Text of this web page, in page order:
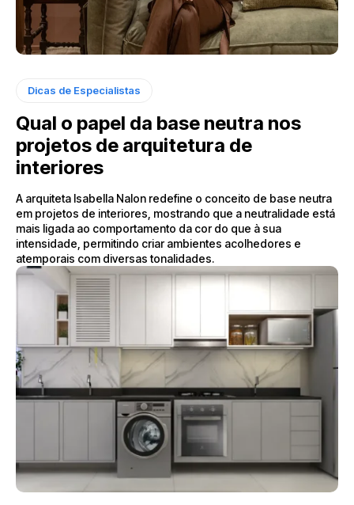
Dicas de Especialistas
Qual o papel da base neutra nos
projetos de arquitetura de
interiores
A arquiteta Isabella Nalon redefine o conceito de base neutra
em projetos de interiores, mostrando que a neutralidade está
mais ligada ao comportamento da cor do que à sua
intensidade, permitindo criar ambientes acolhedores e
atemporais com diversas tonalidades.